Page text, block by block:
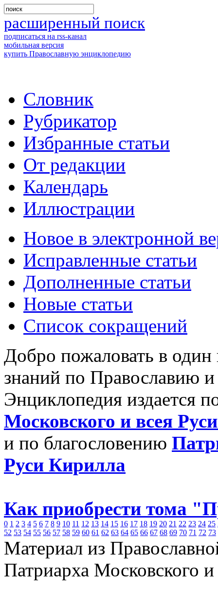
расширенный поиск
подписаться на rss-канал
мобильная версия
купить Православную энциклопедию
Словник
Рубрикатор
Избранные статьи
От редакции
Календарь
Иллюстрации
Новое в электронной
Исправленные статьи
Дополненные статьи
Новые статьи
Список сокращений
Добро пожаловать в
знаний по Православию
Энциклопедия издается
Московского и всея
и по благословению
Руси Кирилла
Как приобрести тома
0 1 2 3 4 5 6 7 8 9 10 11 12 13 14 15 16 17 18 19 20 21 22 23 24 25
52 53 54 55 56 57 58 59 60 61 62 63 64 65 66 67 68 69 70 71 72 73
Материал из
Патриарха Московского